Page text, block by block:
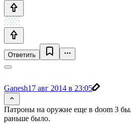
Ответить
Ganesh17 авг 2014 в 23:05
Патроны на оружие еще в doom 3
раньше было.